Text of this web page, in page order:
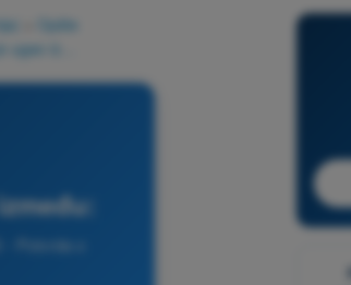
Opšte
Potvrda o